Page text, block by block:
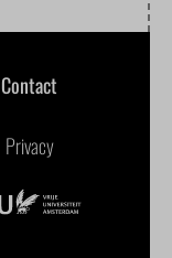
Contact
Privacy